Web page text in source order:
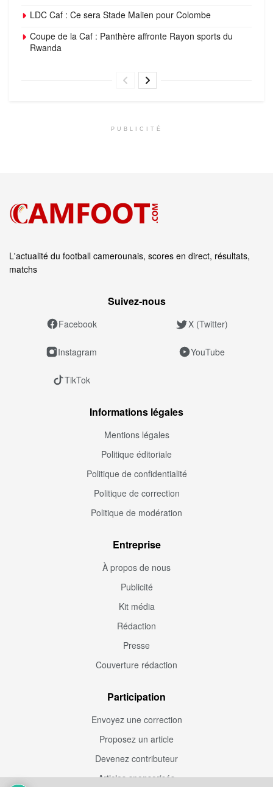
LDC Caf : Ce sera Stade Malien pour Colombe
Coupe de la Caf : Panthère affronte Rayon sports du
Rwanda
PUBLICITÉ
L'actualité du football camerounais, scores en direct, résultats,
matchs
Suivez‑nous
Facebook X (Twitter)
Instagram YouTube
TikTok
Informations légales
Mentions légales
Politique éditoriale
Politique de confidentialité
Politique de correction
Politique de modération
Entreprise
À propos de nous
Publicité
Kit média
Rédaction
Presse
Couverture rédaction
Participation
Envoyez une correction
Proposez un article
Devenez contributeur
Articles sponsorisés